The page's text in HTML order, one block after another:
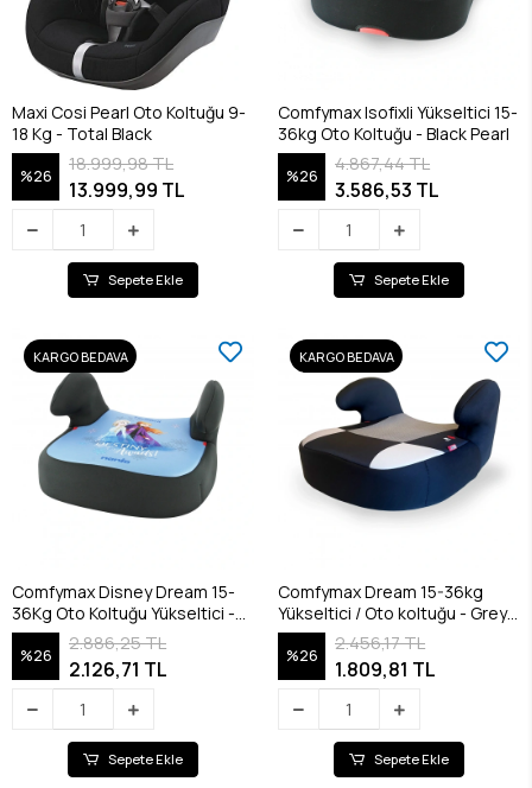
Maxi Cosi Pearl Oto Koltuğu 9-
18 Kg - Total Black
%26
18.999,98 TL
13.999,99 TL
Sepete Ekle
Comfymax Isofixli Yükseltici 15-
36kg Oto Koltuğu - Black Pearl
%26
4.867,44 TL
3.586,53 TL
Sepete Ekle
KARGO BEDAVA
Comfymax Disney Dream 15-
36Kg Oto Koltuğu Yükseltici -
Frozen II
%26
2.886,25 TL
2.126,71 TL
Sepete Ekle
KARGO BEDAVA
Comfymax Dream 15-36kg
Yükseltici / Oto koltuğu - Grey
& Black
%26
2.456,17 TL
1.809,81 TL
Sepete Ekle